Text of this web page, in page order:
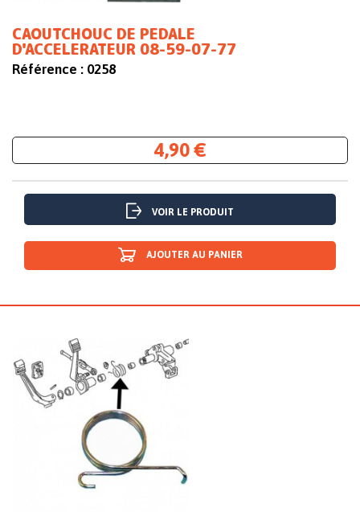
CAOUTCHOUC DE PEDALE
D'ACCELERATEUR 08-59-07-77
Référence : 0258
4,90 €
VOIR LE PRODUIT
AJOUTER AU PANIER